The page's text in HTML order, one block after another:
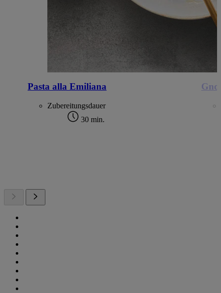
Pasta alla Emiliana
Zubereitungsdauer
30 min.